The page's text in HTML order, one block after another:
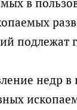
подлежат
недр в